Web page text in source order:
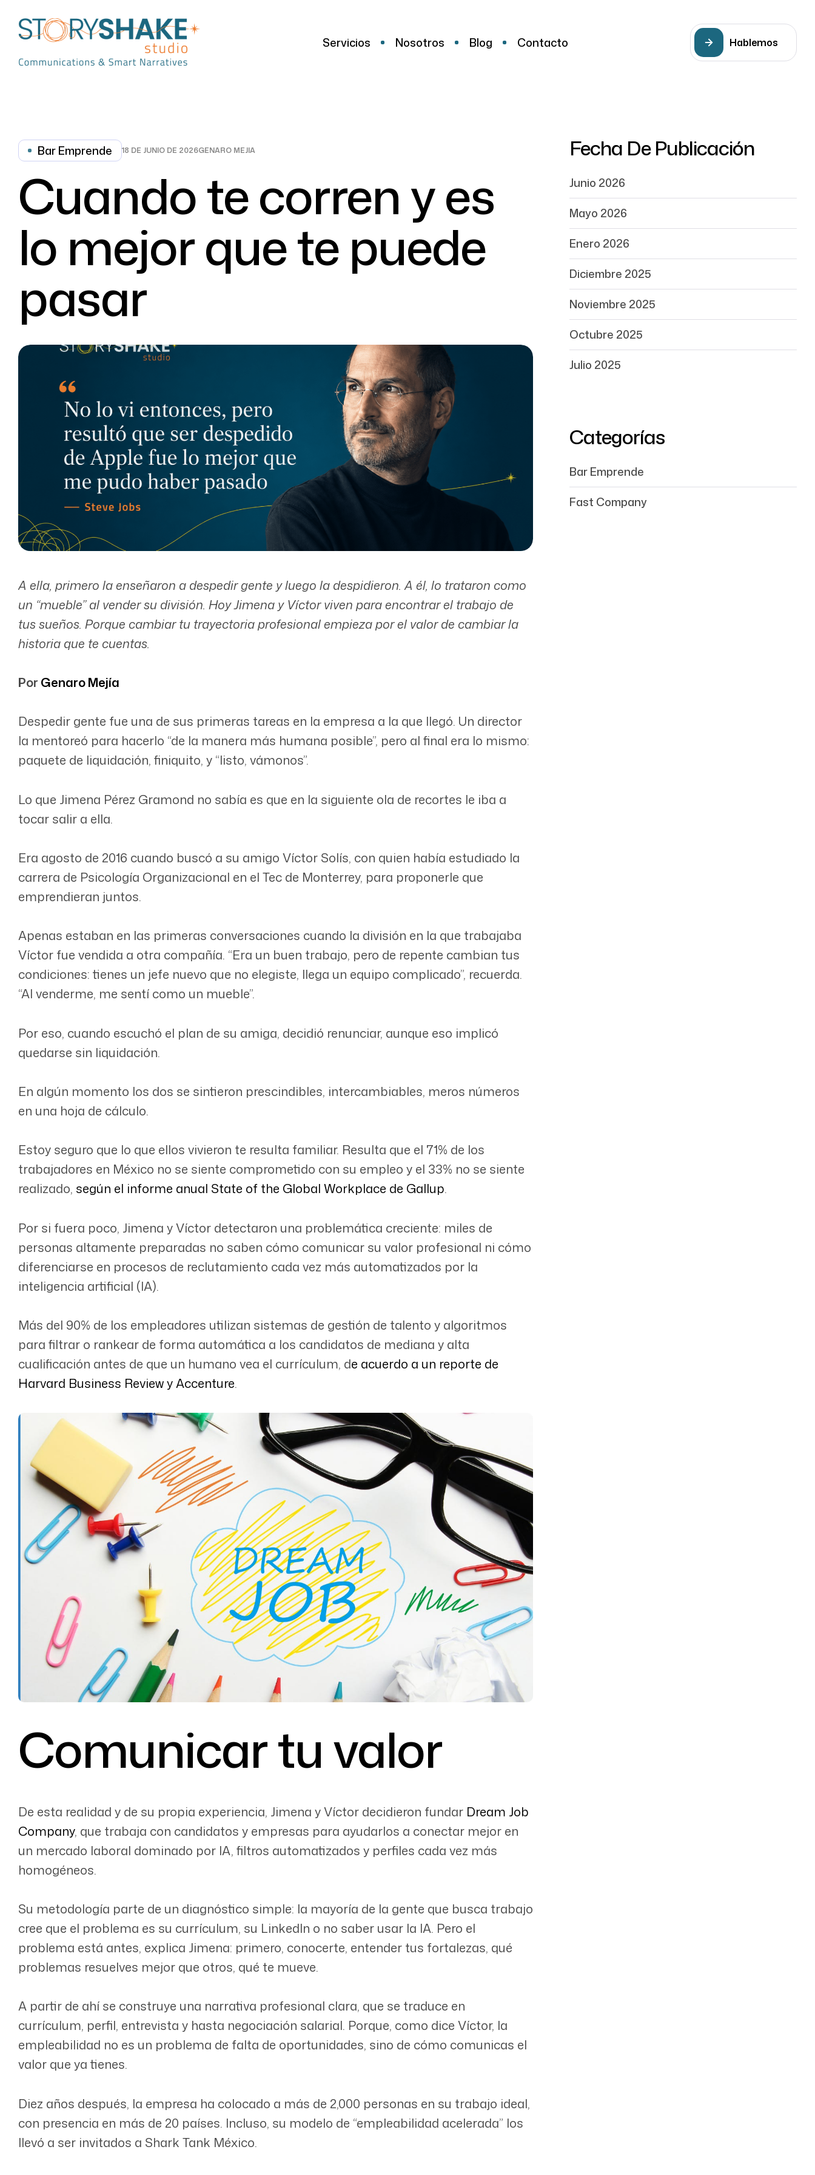
Servicios Nosotros Blog Contacto Hablemos
Bar Emprende 18 DE JUNIO DE 2026GENARO MEJIA
Cuando te corren y es
lo mejor que te puede
pasar
A ella, primero la enseñaron a despedir gente y luego la despidieron. A él, lo trataron como
un “mueble” al vender su división. Hoy Jimena y Víctor viven para encontrar el trabajo de
tus sueños. Porque cambiar tu trayectoria profesional empieza por el valor de cambiar la
historia que te cuentas.
Por Genaro Mejía
Despedir gente fue una de sus primeras tareas en la empresa a la que llegó. Un director
la mentoreó para hacerlo “de la manera más humana posible”, pero al final era lo mismo:
paquete de liquidación, finiquito, y “listo, vámonos”.
Lo que Jimena Pérez Gramond no sabía es que en la siguiente ola de recortes le iba a
tocar salir a ella.
Era agosto de 2016 cuando buscó a su amigo Víctor Solís, con quien había estudiado la
carrera de Psicología Organizacional en el Tec de Monterrey, para proponerle que
emprendieran juntos.
Apenas estaban en las primeras conversaciones cuando la división en la que trabajaba
Víctor fue vendida a otra compañía. “Era un buen trabajo, pero de repente cambian tus
condiciones: tienes un jefe nuevo que no elegiste, llega un equipo complicado”, recuerda.
“Al venderme, me sentí como un mueble”.
Por eso, cuando escuchó el plan de su amiga, decidió renunciar, aunque eso implicó
quedarse sin liquidación.
En algún momento los dos se sintieron prescindibles, intercambiables, meros números
en una hoja de cálculo.
Estoy seguro que lo que ellos vivieron te resulta familiar. Resulta que el 71% de los
trabajadores en México no se siente comprometido con su empleo y el 33% no se siente
realizado, según el informe anual State of the Global Workplace de Gallup.
Por si fuera poco, Jimena y Víctor detectaron una problemática creciente: miles de
personas altamente preparadas no saben cómo comunicar su valor profesional ni cómo
diferenciarse en procesos de reclutamiento cada vez más automatizados por la
inteligencia artificial (IA).
Más del 90% de los empleadores utilizan sistemas de gestión de talento y algoritmos
para filtrar o rankear de forma automática a los candidatos de mediana y alta
cualificación antes de que un humano vea el currículum, de acuerdo a un reporte de
Harvard Business Review y Accenture.
Comunicar tu valor
De esta realidad y de su propia experiencia, Jimena y Víctor decidieron fundar Dream Job
Company, que trabaja con candidatos y empresas para ayudarlos a conectar mejor en
un mercado laboral dominado por IA, filtros automatizados y perfiles cada vez más
homogéneos.
Su metodología parte de un diagnóstico simple: la mayoría de la gente que busca trabajo
cree que el problema es su currículum, su LinkedIn o no saber usar la IA. Pero el
problema está antes, explica Jimena: primero, conocerte, entender tus fortalezas, qué
problemas resuelves mejor que otros, qué te mueve.
A partir de ahí se construye una narrativa profesional clara, que se traduce en
currículum, perfil, entrevista y hasta negociación salarial. Porque, como dice Víctor, la
empleabilidad no es un problema de falta de oportunidades, sino de cómo comunicas el
valor que ya tienes.
Diez años después, la empresa ha colocado a más de 2,000 personas en su trabajo ideal,
con presencia en más de 20 países. Incluso, su modelo de “empleabilidad acelerada” los
llevó a ser invitados a Shark Tank México.
Fecha De Publicación
Junio 2026
Mayo 2026
Enero 2026
Diciembre 2025
Noviembre 2025
Octubre 2025
Julio 2025
Categorías
Bar Emprende
Fast Company